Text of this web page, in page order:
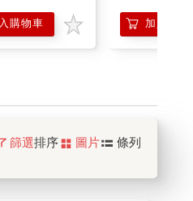
購物車 加入購物
篩選排序 圖片 條列